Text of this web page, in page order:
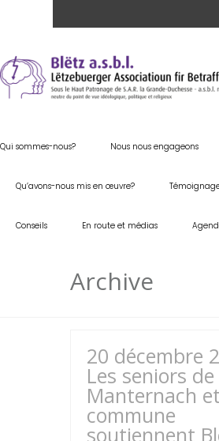
Qui sommes-nous? Nous nous engageons
Qu’avons-nous mis en œuvre?
Conseils En route et médias
Archive
20 décembre
Les seniors de
Manternach
commune
soutiennent